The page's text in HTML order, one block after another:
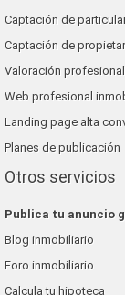
Captación de
Captación de
Valoración profesional
Web profesional
Landing page alta
Planes de publicación
Otros servicios
Publica tu anuncio
Blog inmobiliario
Foro inmobiliario
Calcula tu hipoteca